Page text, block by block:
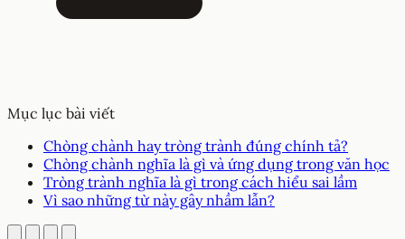
Mục lục bài viết
Chòng chành hay tròng trành đúng chính tả?
Chòng chành nghĩa là gì và ứng dụng trong văn học
Tròng trành nghĩa là gì trong cách hiểu sai lầm
Vì sao những từ này gây nhầm lẫn?